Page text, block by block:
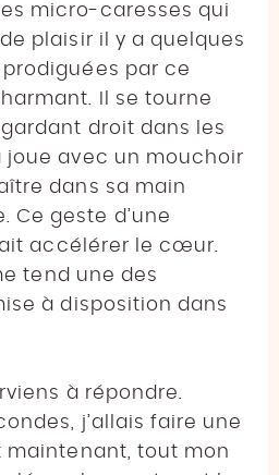
micro-caresses qui
plaisir il y a quelques
par ce
Il se tourne
droit dans les
joue avec un mouchoir
dans sa main
Ce geste d’une
accélérer le cœur.
tend une des
à disposition dans
à répondre.
j’allais faire une
maintenant, tout mon